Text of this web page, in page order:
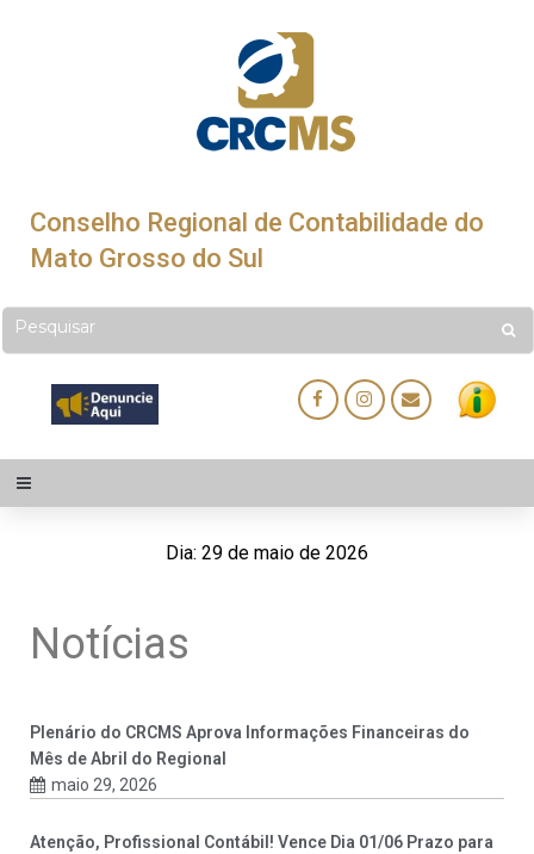
Conselho Regional de Contabilidade do
Mato Grosso do Sul
Dia: 29 de maio de 2026
Notícias
Plenário do CRCMS Aprova Informações Financeiras do
Mês de Abril do Regional
maio 29, 2026
Atenção, Profissional Contábil! Vence Dia 01/06 Prazo para